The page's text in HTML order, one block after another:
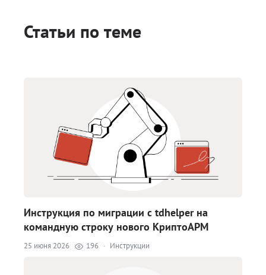
Статьи по теме
Инструкция по миграции с tdhelper на
командную строку нового КриптоАРМ
25 июня 2026 196 · Инструкции